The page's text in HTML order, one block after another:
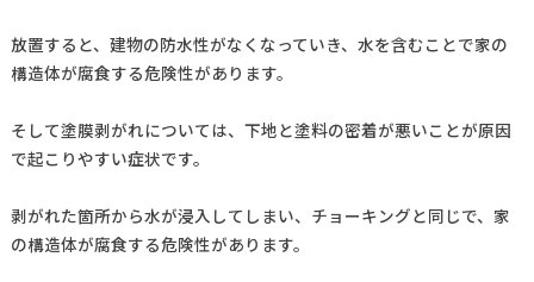
放置すると、建物の防水性がなくなっていき、水を含むことで家の
構造体が腐食する危険性があります。
そして塗膜剥がれについては、下地と塗料の密着が悪いことが原因
で起こりやすい症状です。
剥がれた箇所から水が浸入してしまい、チョーキングと同じで、家
の構造体が腐食する危険性があります。